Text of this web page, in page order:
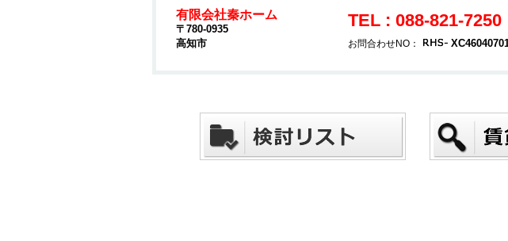
有限会社秦ホーム
〒780-0935
高知市
TEL : 088-821-7250
お問合わせNO：